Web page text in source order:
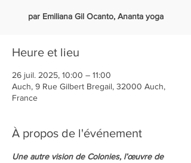
par Emiliana Gil Ocanto, Ananta yoga
Heure et lieu
26 juil. 2025, 10:00 – 11:00
Auch, 9 Rue Gilbert Bregail, 32000 Auch,
France
À propos de l'événement
Une autre vision de Colonies, l’œuvre de